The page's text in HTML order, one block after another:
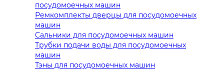
посудомоечных машин
Ремкомплекты дверцы для посудомоечных
машин
Сальники для посудомоечных машин
Трубки подачи воды для посудомоечных
машин
Тэны для посудомоечных машин